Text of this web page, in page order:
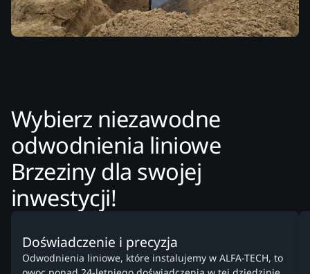
Wybierz niezawodne
odwodnienia liniowe
Brzeziny dla swojej
inwestycji!
Doświadczenie i precyzja
Odwodnienia liniowe, które instalujemy w ALFA-TECH, to